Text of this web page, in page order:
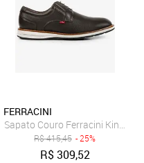
Masculino
FERRACINI
Sapato Couro Ferracini
R$415,45 - 25%
R$309,52